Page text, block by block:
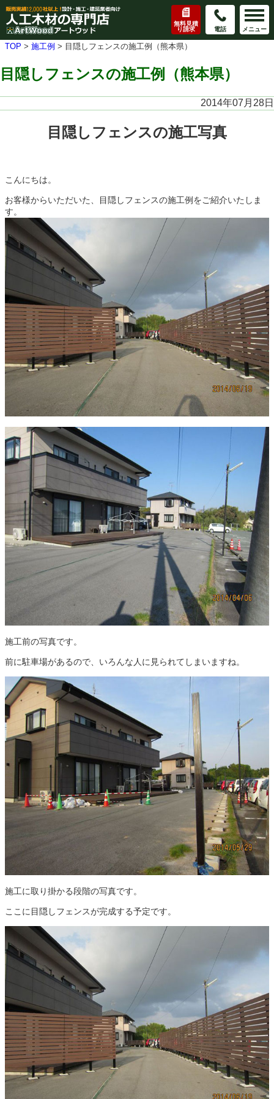
無料見積
り請求
電話 メニュー
TOP > 施工例 > 目隠しフェンスの施工例（熊本県）
目隠しフェンスの施工例（熊本県）
2014年07月28日
目隠しフェンスの施工写真
こんにちは。
お客様からいただいた、目隠しフェンスの施工例をご紹介いたしま
す。
施工前の写真です。
前に駐車場があるので、いろんな人に見られてしまいますね。
施工に取り掛かる段階の写真です。
ここに目隠しフェンスが完成する予定です。